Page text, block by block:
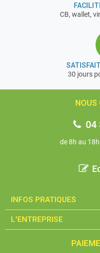
CB, wallet,
30 jours
NOUS
04
de 8h au
INFOS PRATIQUES​
L'ENTREPRISE​